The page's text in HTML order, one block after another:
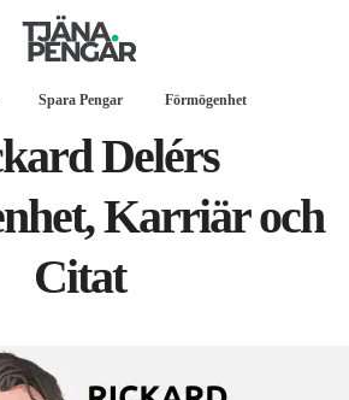
Spara Pengar Förmögenhet
Delérs
Karriär och
Citat